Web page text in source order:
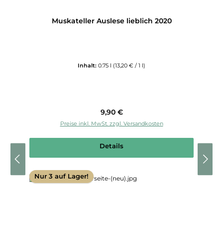
Muskateller Auslese lieblich 2020
Inhalt: 0.75 l (13,20 € / 1 l)
Regulärer Preis:
9,90 €
Preise inkl. MwSt. zzgl. Versandkosten
Details
Nur 3 auf Lager!